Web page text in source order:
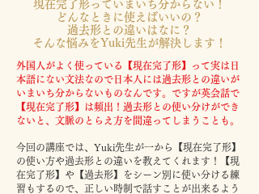
現在完了形っていまいち分からない！
どんなときに使えばいいの？
過去形との違いはなに？
​そんな悩みをYuki先生が解決します！
外国人がよく使っている【現在完了形】って実は日
本語にない文法なので日本人には過去形との違いが
いまいち分からないものなんです。ですが英会話で
【現在完了形】は頻出！過去形との使い分けができ
ないと、文脈のとらえ方を間違ってしまうことも。
今回の講座では、Yuki先生が一から【現在完了形】
の使い方や過去形との違いを教えてくれます！【現
在完了形】や【過去形】をシーン別に使い分ける練
習もするので、正しい時制で話すことが出来るよう